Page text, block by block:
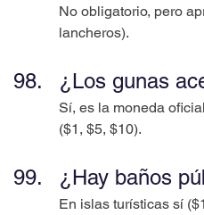
No obligatorio, pero
lancheros).
¿Los gunas
Sí, es la moneda
($1, $5, $10).
¿Hay baños
En islas turísticas sí